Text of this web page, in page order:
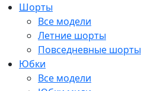
Шорты
Все модели
Летние шорты
Повседневные шорты
Юбки
Все модели